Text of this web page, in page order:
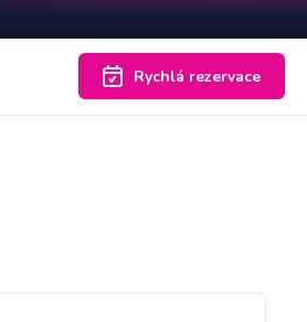
Rychlá rezervace